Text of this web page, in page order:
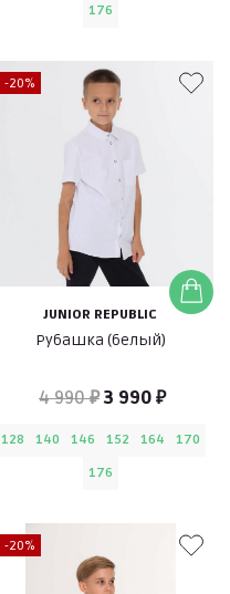
176
-20%
JUNIOR REPUBLIC
Рубашка (белый)
4 990 ₽3 990 ₽
128 140 146 152 164
170
176
-20%